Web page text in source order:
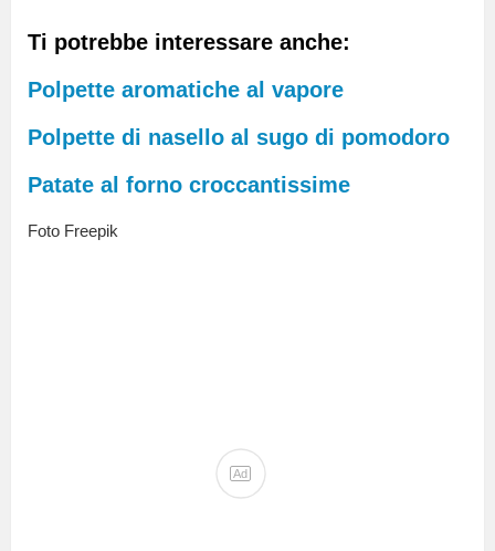
Ti potrebbe interessare anche:
Polpette aromatiche al vapore
Polpette di nasello al sugo di pomodoro
Patate al forno croccantissime
Foto Freepik
Ad